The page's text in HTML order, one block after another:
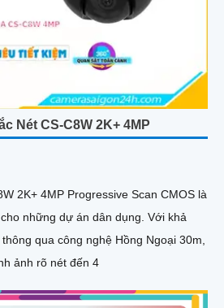
Nét CS-C8W 2K+ 4MP
2K+ 4MP Progressive Scan CMOS là
dự án dân dụng. Với khả
qua công nghệ Hồng Ngoại 30m,
ảnh rõ nét đến 4